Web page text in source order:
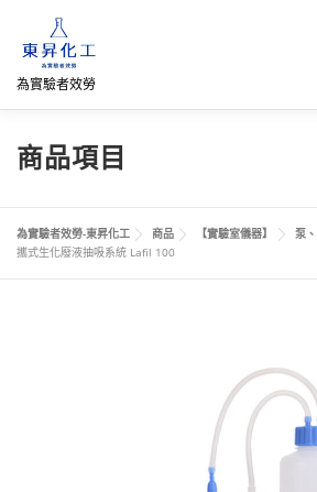
為實驗者效勞
首頁 關於我們
網路商店 直購專區 詢價車、購
商品項目
為實驗者效勞-東昇化工 商品 【實驗室儀器】 泵
攜式生化廢液抽吸系統 Lafil 100